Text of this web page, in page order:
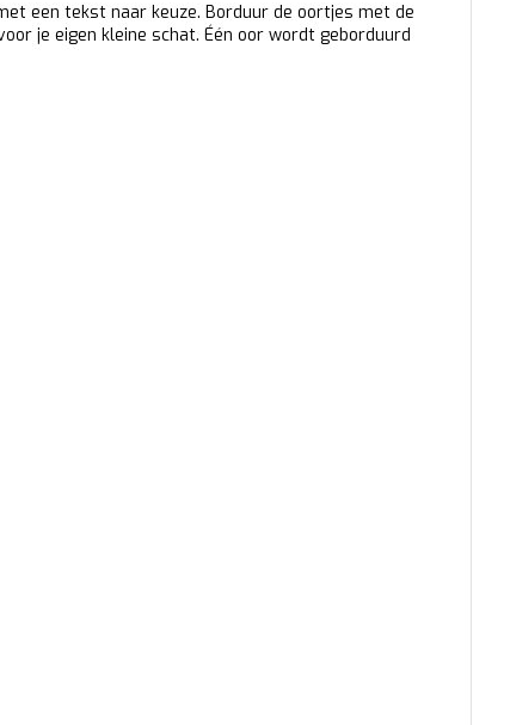
een tekst naar keuze. Borduur de oortjes met de
je eigen kleine schat. Één oor wordt geborduurd